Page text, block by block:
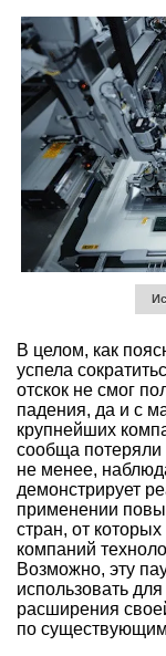
В целом, как
успела
отскок не смог
падения, да и с
крупнейших
сообща потеряли
не менее,
демонстрирует
применении
стран, от
компаний
Возможно, эту
использовать
расширения
по